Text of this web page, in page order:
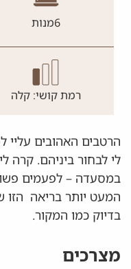
6מנות
רמת קושי: קלה
הרטבים האהובים עליי
לי לבחור ביניהם. קרה
במסעדה – לפעמים
המעט יותר בריאה
בדיוק כמו המקור.
מצרכים